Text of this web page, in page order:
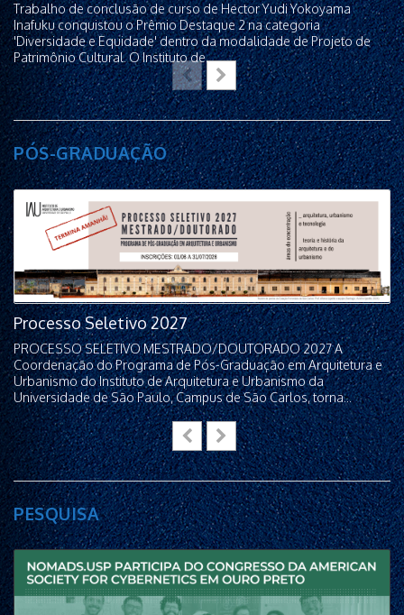
Trabalho de conclusão de curso de Hector Yudi Yokoyama
Inafuku conquistou o Prêmio Destaque 2 na categoria
'Diversidade e Equidade' dentro da modalidade de Projeto de
Patrimônio Cultural. O Instituto de...
PÓS-GRADUAÇÃO
Processo Seletivo 2027
PROCESSO SELETIVO MESTRADO/DOUTORADO 2027 A
Coordenação do Programa de Pós-Graduação em Arquitetura e
Urbanismo do Instituto de Arquitetura e Urbanismo da
Universidade de São Paulo, Campus de São Carlos, torna...
PESQUISA